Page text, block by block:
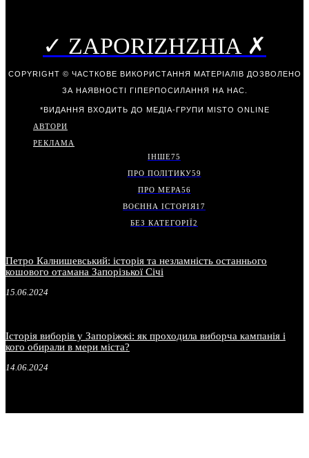
✓ ZAPORIZHZHIA ✗
COPYRIGHT © ЧАСТКОВЕ ВИКОРИСТАННЯ МАТЕРІАЛІВ ДОЗВОЛЕНО
ЗА НАЯВНОСТІ ГІПЕРПОСИЛАННЯ НА НАС.
*ВИДАННЯ ВХОДИТЬ ДО МЕДІА-ГРУПИ MISTO ONLINE
АВТОРИ
РЕКЛАМА
ІНШЕ75
ПРО ПОЛІТИКУ59
ПРО МЕРА56
ВОЄННА ІСТОРІЯ17
БЕЗ КАТЕГОРІЇ2
Петро Калнишевський: історія та незламність останнього
кошового отамана Запорізької Січі
15.06.2024
Історія виборів у Запоріжжі: як проходила виборча кампанія і
кого обирали в мери міста?
14.06.2024